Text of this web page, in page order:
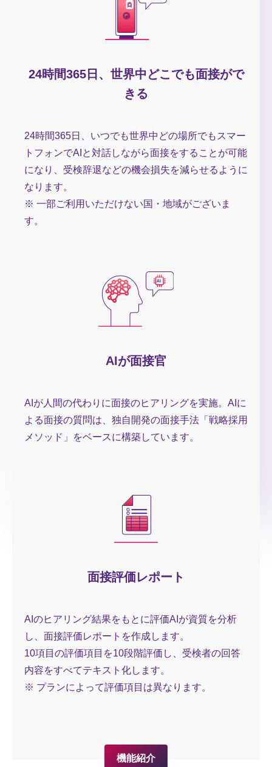
24時間365日、世界中どこでも面接がで
きる
24時間365日、いつでも世界中どの場所でもスマー
トフォンでAIと対話しながら面接をすることが可能
になり、受検辞退などの機会損失を減らせるように
なります。
※ 一部ご利用いただけない国・地域がございま
す。
AIが面接官
AIが人間の代わりに面接のヒアリングを実施。AIに
よる面接の質問は、独自開発の面接手法「戦略採用
メソッド」をベースに構築しています。
面接評価レポート
AIのヒアリング結果をもとに評価AIが資質を分析
し、面接評価レポートを作成します。
10項目の評価項目を10段階評価し、受検者の回答
内容をすべてテキスト化します。
※ プランによって評価項目は異なります。
機能紹介